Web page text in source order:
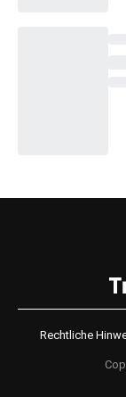
Rechtliche